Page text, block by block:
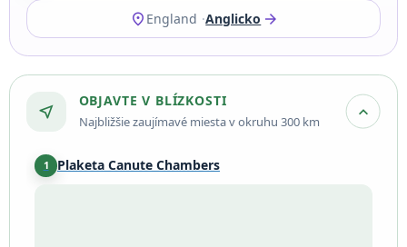
location_on England Anglicko arrow_forward
near_me
OBJAVTE V BLÍZKOSTI
Najbližšie zaujímavé miesta v okruhu 300 km expand_more
1 Plaketa Canute Chambers